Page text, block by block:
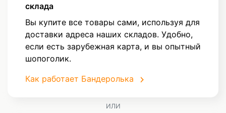
склада
Вы купите все товары сами, используя для
доставки адреса наших складов. Удобно,
если есть зарубежная карта, и вы опытный
шопоголик.
Как работает Бандеролька
ИЛИ